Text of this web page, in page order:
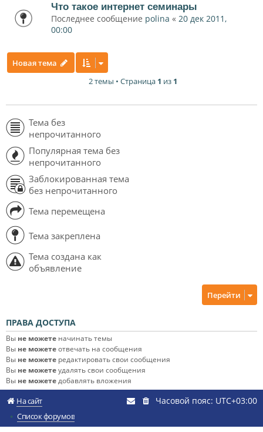
Что такое интернет семинары
Последнее сообщение polina « 20 дек 2011,
00:00
Новая тема
2 темы • Страница 1 из 1
Тема без
непрочитанного
Популярная тема без
непрочитанного
Заблокированная тема
без непрочитанного
Тема перемещена
Тема закреплена
Тема создана как
объявление
Перейти
ПРАВА ДОСТУПА
Вы не можете начинать темы
Вы не можетеотвечать на сообщения
Вы не можете редактировать свои сообщения
Вы не можетеудалять свои сообщения
Вы не можетедобавлять вложения
На сайт
Список форумов
Часовой пояс: UTC+03:00